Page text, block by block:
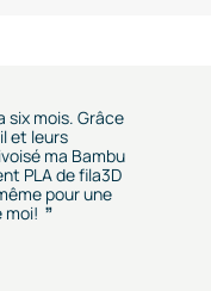
six mois. Grâce
et leurs
ma Bambu
PLA de fila3D
pour une
moi!